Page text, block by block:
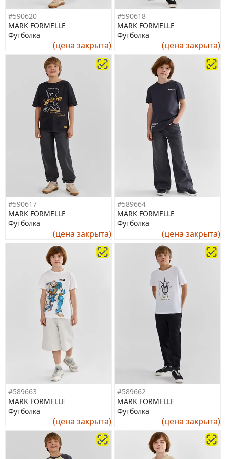
#590620
MARK FORMELLE
Футболка
(цена закрыта)
#590618
MARK FORMELLE
Футболка
(цена закрыта)
#590617
MARK FORMELLE
Футболка
(цена закрыта)
#589664
MARK FORMELLE
Футболка
(цена закрыта)
#589663
MARK FORMELLE
Футболка
(цена закрыта)
#589662
MARK FORMELLE
Футболка
(цена закрыта)